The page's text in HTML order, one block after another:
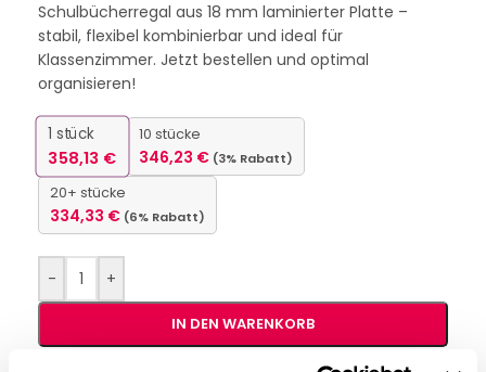
Schulbücherregal aus 18 mm laminierter Platte –
stabil, flexibel kombinierbar und ideal für
Klassenzimmer. Jetzt bestellen und optimal
organisieren!
1 stück
358,13 €
10 stücke
346,23 € (3% Rabatt)
20+ stücke
334,33 € (6% Rabatt)
- +
IN DEN WARENKORB